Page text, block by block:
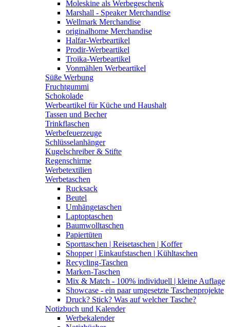
Moleskine als Werbegeschenk
Marshall - Speaker Merchandise
Wellmark Merchandise
originalhome Merchandise
Halfar-Werbeartikel
Prodir-Werbeartikel
Troika-Werbeartikel
Vonmählen Werbeartikel
Süße Werbung
Fruchtgummi
Schokolade
Werbeartikel für Küche und Haushalt
Tassen und Becher
Trinkflaschen
Werbefeuerzeuge
Schlüsselanhänger
Kugelschreiber & Stifte
Regenschirme
Werbetextilien
Werbetaschen
Rucksack
Beutel
Umhängetaschen
Laptoptaschen
Baumwolltaschen
Papiertüten
Sporttaschen | Reisetaschen | Koffer
Shopper | Einkaufstaschen | Kühltaschen
Recycling-Taschen
Marken-Taschen
Mix & Match - 100% individuell | kleine Auflage
Showcase - ein paar umgesetzte Taschenprojekte
Druck? Stick? Was auf welcher Tasche?
Notizbuch und Kalender
Werbekalender